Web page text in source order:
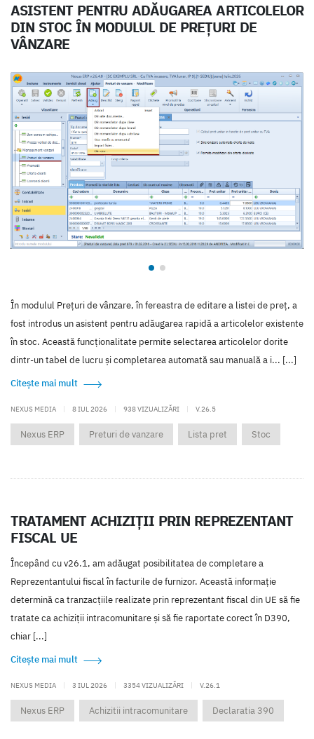
ASISTENT PENTRU ADĂUGAREA ARTICOLELOR
DIN STOC ÎN MODULUL DE PREȚURI DE
VÂNZARE
În modulul Prețuri de vânzare, în fereastra de editare a listei de preț, a
fost introdus un asistent pentru adăugarea rapidă a articolelor existente
în stoc. Această funcționalitate permite selectarea articolelor dorite
dintr-un tabel de lucru și completarea automată sau manuală a i... [...]
Citește mai mult
NEXUS MEDIA | 8 IUL 2026 | 938 VIZUALIZĂRI | V.26.5
Nexus ERP Preturi de vanzare Lista pret Stoc
TRATAMENT ACHIZIȚII PRIN REPREZENTANT
FISCAL UE
Începând cu v26.1, am adăugat posibilitatea de completare a
Reprezentantului fiscal în facturile de furnizor. Această informație
determină ca tranzacțiile realizate prin reprezentant fiscal din UE să fie
tratate ca achiziții intracomunitare și să fie raportate corect în D390,
chiar [...]
Citește mai mult
NEXUS MEDIA | 3 IUL 2026 | 3354 VIZUALIZĂRI | V.26.1
Nexus ERP Achizitii intracomunitare Declaratia 390